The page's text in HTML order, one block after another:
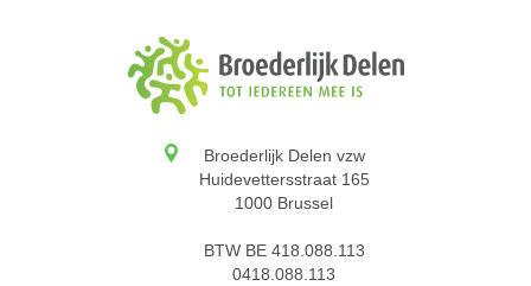
Broederlijk Delen vzw
Huidevettersstraat 165
1000 Brussel
BTW BE 418.088.113
0418.088.113